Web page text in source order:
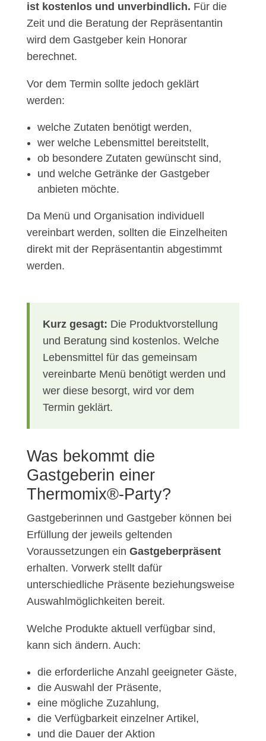
ist kostenlos und unverbindlich. Für die
Zeit und die Beratung der Repräsentantin
wird dem Gastgeber kein Honorar
berechnet.
Vor dem Termin sollte jedoch geklärt
werden:
welche Zutaten benötigt werden,
wer welche Lebensmittel bereitstellt,
ob besondere Zutaten gewünscht sind,
und welche Getränke der Gastgeber
anbieten möchte.
Da Menü und Organisation individuell
vereinbart werden, sollten die Einzelheiten
direkt mit der Repräsentantin abgestimmt
werden.
Kurz gesagt: Die Produktvorstellung
und Beratung sind kostenlos. Welche
Lebensmittel für das gemeinsam
vereinbarte Menü benötigt werden und
wer diese besorgt, wird vor dem
Termin geklärt.
Was bekommt die
Gastgeberin einer
Thermomix®-Party?
Gastgeberinnen und Gastgeber können bei
Erfüllung der jeweils geltenden
Voraussetzungen ein Gastgeberpräsent
erhalten. Vorwerk stellt dafür
unterschiedliche Präsente beziehungsweise
Auswahlmöglichkeiten bereit.
Welche Produkte aktuell verfügbar sind,
kann sich ändern. Auch:
die erforderliche Anzahl geeigneter Gäste,
die Auswahl der Präsente,
eine mögliche Zuzahlung,
die Verfügbarkeit einzelner Artikel,
und die Dauer der Aktion